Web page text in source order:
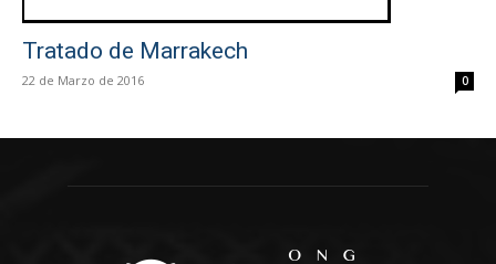
Tratado de Marrakech
22 de Marzo de 2016 0